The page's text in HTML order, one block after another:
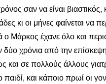
σαν να είναι βιαστικός,
κι οι μήνες φαίνεται να
ο Μάρκος έχανε όλο και
χρόνια από την
και σε πολλούς άλλους
παιδί, και κάποιο πρωί οι